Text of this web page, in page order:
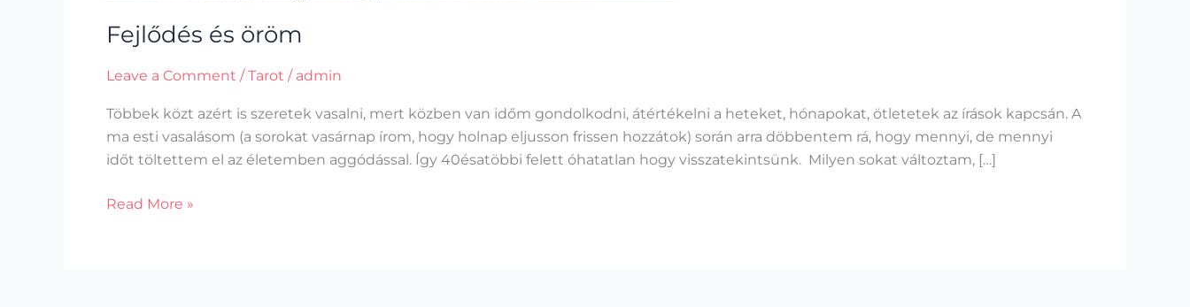
Fejlődés és öröm
Leave a Comment /Tarot / admin
Többek közt azért is szeretek vasalni, mert közben van időm gondolkodni, átértékelni a heteket, hónapokat, ötletetek az írások kapcsán. A
ma esti vasalásom (a sorokat vasárnap írom, hogy holnap eljusson frissen hozzátok) során arra döbbentem rá, hogy mennyi, de mennyi
időt töltettem el az életemben aggódással. Így 40ésatöbbi felett óhatatlan hogy visszatekintsünk. Milyen sokat változtam, […]
Read More »